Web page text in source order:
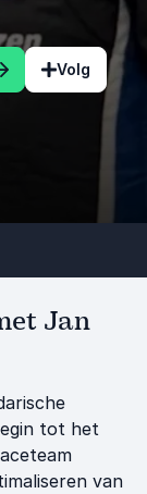
Volg
Jan
tot het
van